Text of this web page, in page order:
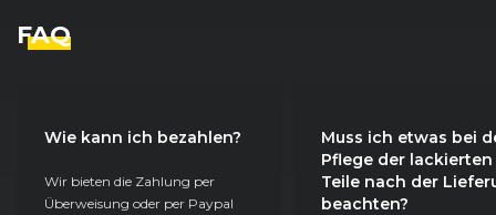
FAQ
Wie kann ich bezahlen?
Wir bieten die Zahlung per
Überweisung oder per Paypal
Muss ich etwas bei
Pflege der lackierten
Teile nach der
beachten?